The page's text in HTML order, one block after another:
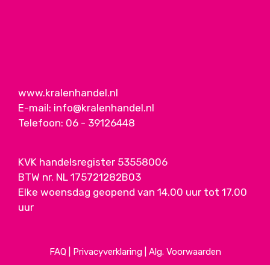
www.kralenhandel.nl
E-mail: info@kralenhandel.nl
Telefoon: 06 - 39126448
KVK handelsregister 53558006
BTW nr. NL 175721282B03
Elke woensdag geopend van 14.00 uur tot 17.00
uur
FAQ| Privacyverklaring| Alg. Voorwaarden